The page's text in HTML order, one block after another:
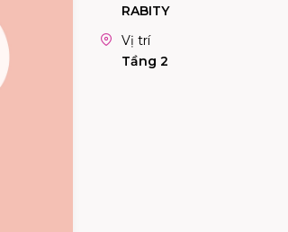
RABITY
Vị trí
Tầng 2